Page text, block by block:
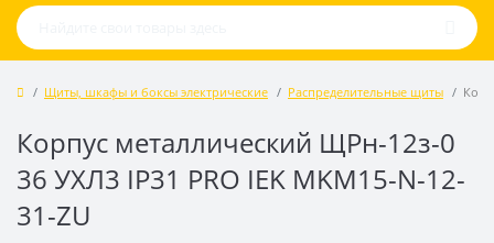
Щиты, шкафы и боксы электрические Распределительные щиты
Корпус металлический ЩРн-12з-0
36 УХЛ3 IP31 PRO IEK MKM15-N-12-
31-ZU